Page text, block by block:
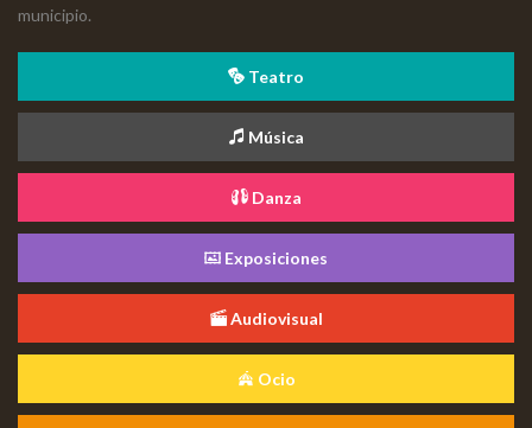
municipio.
Teatro
Música
Danza
Exposiciones
Audiovisual
Ocio